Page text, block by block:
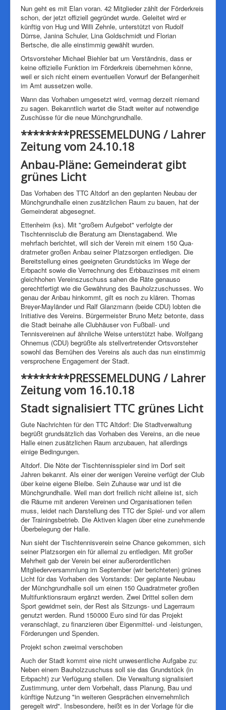
Nun geht es mit Elan voran. 42 Mitglieder zählt der Förderkreis
schon, der jetzt offiziell gegründet wurde. Geleitet wird er
künftig von Hug und Willi Zehnle, unterstützt von Rudolf
Dürrse, Janina Schuler, Lina Goldschmidt und Florian
Bertsche, die alle einstimmig gewählt wurden.
Ortsvorsteher Michael Biehler bat um Verständnis, dass er
keine offizielle Funktion im Förderkreis übernehmen könne,
weil er sich nicht einem eventuellen Vorwurf der Befangenheit
im Amt aussetzen wolle.
Wann das Vorhaben umgesetzt wird, vermag derzeit niemand
zu sagen. Bekanntlich wartet die Stadt weiter auf notwendige
Zuschüsse für die neue Münchgrundhalle.
********PRESSEMELDUNG / Lahrer
Zeitung vom 24.10.18
Anbau-Pläne: Gemeinderat gibt
grünes Licht
Das Vorhaben des TTC Altdorf an den geplanten Neubau der
Münchgrundhalle einen zusätzlichen Raum zu bauen, hat der
Gemeinderat abgesegnet.
Ettenheim (ks). Mit "großem Aufgebot" verfolgte der
Tischtennisclub die Beratung am Dienstagabend. Wie
mehrfach berichtet, will sich der Verein mit einem 150 Qua­
dratmeter großen Anbau seiner Platzsorgen entledigen. Die
Bereitstellung eines geeigneten Grundstücks im Wege der
Erbpacht sowie die Verrechnung des Erbbauzinses mit einem
gleichhohen Vereinszuschuss sahen die Räte genauso
gerechtfertigt wie die Gewährung des Bauholzzuschusses. Wo
genau der Anbau hinkommt, gilt es noch zu klären. Thomas
Breyer-Mayländer und Ralf Glanzmann (beide CDU) lobten die
Initiative des Vereins. Bürgermeister Bruno Metz betonte, dass
die Stadt beinahe alle Clubhäuser von Fußball- und
Tennisvereinen auf ähnliche Weise unterstützt habe. Wolfgang
Ohnemus (CDU) begrüßte als stellvertretender Ortsvorsteher
sowohl das Bemühen des Vereins als auch das nun einstimmig
versprochene Engagement der Stadt.
********PRESSEMELDUNG / Lahrer
Zeitung vom 16.10.18
Stadt signalisiert TTC grünes Licht
Gute Nachrichten für den TTC Altdorf: Die Stadtverwaltung
begrüßt grundsätzlich das Vorhaben des Vereins, an die neue
Halle einen zusätzlichen Raum anzubauen, hat allerdings
einige Bedingungen.
Altdorf. Die Nöte der Tischtennisspieler sind im Dorf seit
Jahren bekannt. Als einer der wenigen Vereine verfügt der Club
über keine eigene Bleibe. Sein Zuhause war und ist die
Münchgrundhalle. Weil man dort freilich nicht alleine ist, sich
die Räume mit anderen Vereinen und Organisationen teilen
muss, leidet nach Darstellung des TTC der Spiel- und vor allem
der Trainingsbetrieb. Die Aktiven klagen über eine zunehmende
Überbelegung der Halle.
Nun sieht der Tischtennisverein seine Chance gekommen, sich
seiner Platzsorgen ein für allemal zu entledigen. Mit großer
Mehrheit gab der Verein bei einer außerordentlichen
Mitgliederversammlung im September (wir berichteten) grünes
Licht für das Vorhaben des Vorstands: Der geplante Neubau
der Münchgrundhalle soll um einen 150 Quadratmeter großen
Multifunktionsraum ergänzt werden. Zwei Drittel sollen dem
Sport gewidmet sein, der Rest als Sitzungs- und Lagerraum
genutzt werden. Rund 150 000 Euro sind für das Projekt
veranschlagt, zu finanzieren über Eigenmittel- und -leistungen,
Förderungen und Spenden.
Projekt schon zweimal verschoben
Auch der Stadt kommt eine nicht unwesentliche Aufgabe zu:
Neben einem Bauholzzuschuss soll sie das Grundstück (in
Erbpacht) zur Verfügung stellen. Die Verwaltung signalisiert
Zustimmung, unter dem Vorbehalt, dass Planung, Bau und
künftige Nutzung "in weiteren Gesprächen einvernehmlich
geregelt wird". Insbesondere, heißt es in der Vorlage für die